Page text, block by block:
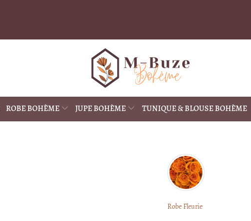
ROBE BOHÈME JUPE BOHÈME TUNIQUE & BLOUSE BOHÈME
Robe Fleurie